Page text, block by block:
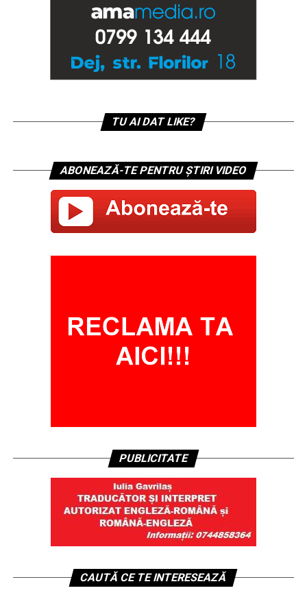
TU AI DAT LIKE?
ABONEAZĂ-TE PENTRU ȘTIRI VIDEO
PUBLICITATE
CAUTĂ CE TE INTERESEAZĂ